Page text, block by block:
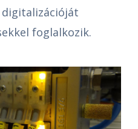
foglalkozik.